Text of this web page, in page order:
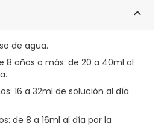
de agua.
8 años o más: de 20 a 40ml al
16 a 32ml de solución al día
de 8 a 16ml al día por la